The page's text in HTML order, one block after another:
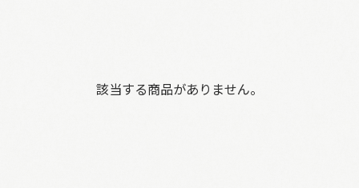
該当する商品がありません。